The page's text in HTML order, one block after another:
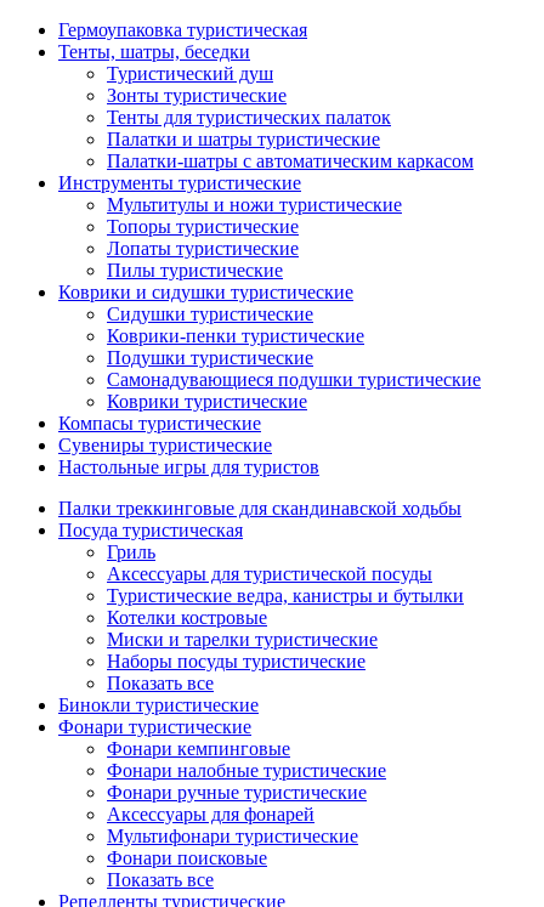
Гермоупаковка туристическая
Тенты, шатры, беседки
Туристический душ
Зонты туристические
Тенты для туристических палаток
Палатки и шатры туристические
Палатки-шатры с автоматическим каркасом
Инструменты туристические
Мультитулы и ножи туристические
Топоры туристические
Лопаты туристические
Пилы туристические
Коврики и сидушки туристические
Сидушки туристические
Коврики-пенки туристические
Подушки туристические
Самонадувающиеся подушки туристические
Коврики туристические
Компасы туристические
Сувениры туристические
Настольные игры для туристов
Палки треккинговые для скандинавской ходьбы
Посуда туристическая
Гриль
Аксессуары для туристической посуды
Туристические ведра, канистры и бутылки
Котелки костровые
Миски и тарелки туристические
Наборы посуды туристические
Показать все
Бинокли туристические
Фонари туристические
Фонари кемпинговые
Фонари налобные туристические
Фонари ручные туристические
Аксессуары для фонарей
Мультифонари туристические
Фонари поисковые
Показать все
Репелленты туристические